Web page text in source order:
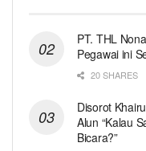
PT. THL
Pegawai ini
20 SHARES
Disorot
Alun “Kalau
Bicara?”